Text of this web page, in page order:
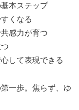
本ステップ
くなる
感力が育つ
して表現できる
一歩。焦らず、ゆ